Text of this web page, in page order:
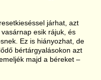
járhat, azt
esik rájuk, és
Ez is hiányozhat, de
bértárgyalásokon azt
majd a béreket –